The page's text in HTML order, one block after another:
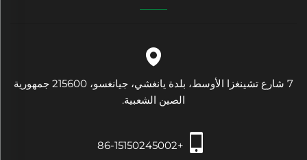
7 شارع تشينغزا الأوسط، بلدة يانغشي، جيانغسو، 215600 جمهورية
الصين الشعبية.
+86-15150245002